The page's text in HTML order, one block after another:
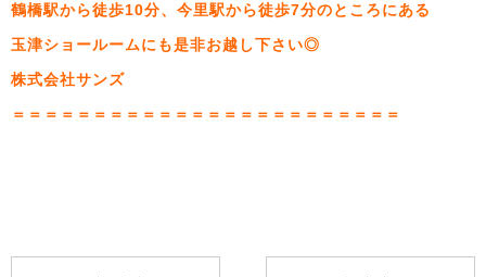
鶴橋駅から徒歩10分、今里駅から徒歩7分のところにある
玉津ショールームにも是非お越し下さい◎
株式会社サンズ
＝＝＝＝＝＝＝＝＝＝＝＝＝＝＝＝＝＝＝＝＝＝＝＝